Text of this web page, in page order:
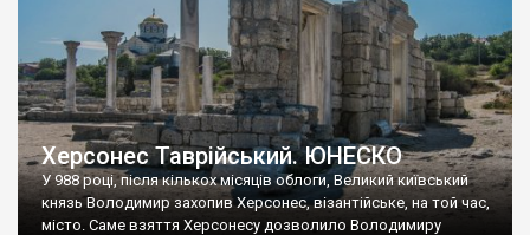
Херсонес Таврійський. ЮНЕСКО
У 988 році, після кількох місяців облоги, Великий київський
князь Володимир захопив Херсонес, візантійське, на той час,
місто. Саме взяття Херсонесу дозволило Володимиру